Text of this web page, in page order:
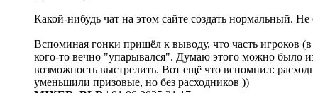
Какой-нибудь чат на этом сайте создать нормальный.
Вспоминая гонки пришёл к выводу, что часть игроков
кого-то вечно "упарывался". Думаю этого можно было
возможность выстрелить. Вот ещё что вспомнил:
уменьшили призовые, но без расходников ))